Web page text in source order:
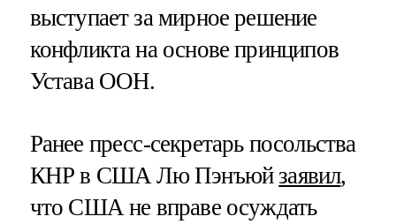
выступает за мирное решение
конфликта на основе принципов
Устава ООН.
Ранее пресс-секретарь посольства
КНР в США Лю Пэнъюйзаявил,
что США не вправе осуждать